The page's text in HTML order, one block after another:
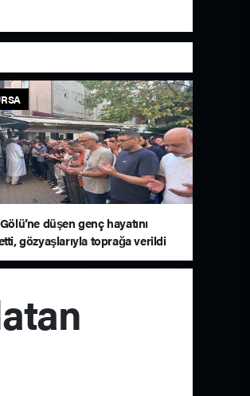
düşen genç hayatını
gözyaşlarıyla toprağa verildi